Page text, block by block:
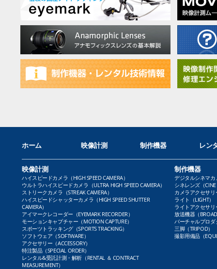
ホーム 映像計測 制作機器 レン
映像計測
ハイスピードカメラ（HIGH SPEED CAMERA）
ウルトラハイスピードカメラ（ULTRA HIGH SPEED CAMERA）
ストリークカメラ（STREAK CAMERA）
ハイスピードシャッターカメラ（HIGH SPEED SHUTTER
CAMERA）
アイマークレコーダー（EYEMARK RECORDER）
モーションキャプチャー（MOTION CAPTURE）
スポーツトラッキング（SPORTS TRACKING）
ソフトウェア（SOFTWARE）
アクセサリー（ACCESSORY）
特注製品（SPECIAL ORDER）
レンタル&受託計測・解析（RENTAL ＆ CONTRACT
MEASUREMENT）
制作機器
デジタルシネマカ
シネレンズ（CINE
カメラアクセサリ
ライト（LIGHT）
ライトアクセサリ
放送機器（
バーチャルプロダ
三脚（TRIPOD）
撮影用備品（